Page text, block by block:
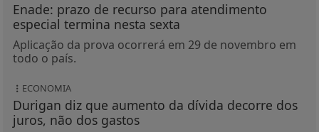
Enade: prazo de recurso para atendimento
especial termina nesta sexta
Aplicação da prova ocorrerá em 29 de novembro em
todo o país.
ECONOMIA
Durigan diz que aumento da dívida decorre dos
juros, não dos gastos